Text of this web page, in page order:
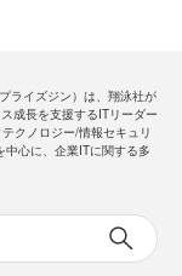
ライズジン）は、翔泳社が
成長を支援するITリーダー
クノロジー/情報セキュリ
中心に、企業ITに関する多